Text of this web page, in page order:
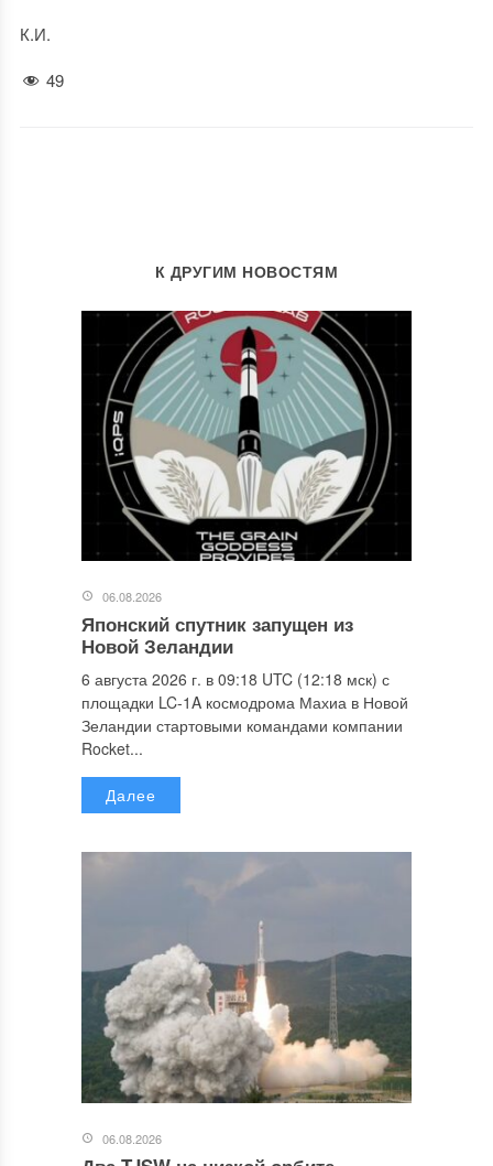
К.И.
49
К ДРУГИМ НОВОСТЯМ
06.08.2026
Японский спутник запущен из
Новой Зеландии
6 августа 2026 г. в 09:18 UTC (12:18 мск) с
площадки LC-1A космодрома Махиа в Новой
Зеландии стартовыми командами компании
Rocket...
Далее
06.08.2026